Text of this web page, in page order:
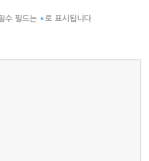
수 필드는 *로 표시됩니다